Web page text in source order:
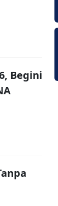
Begini